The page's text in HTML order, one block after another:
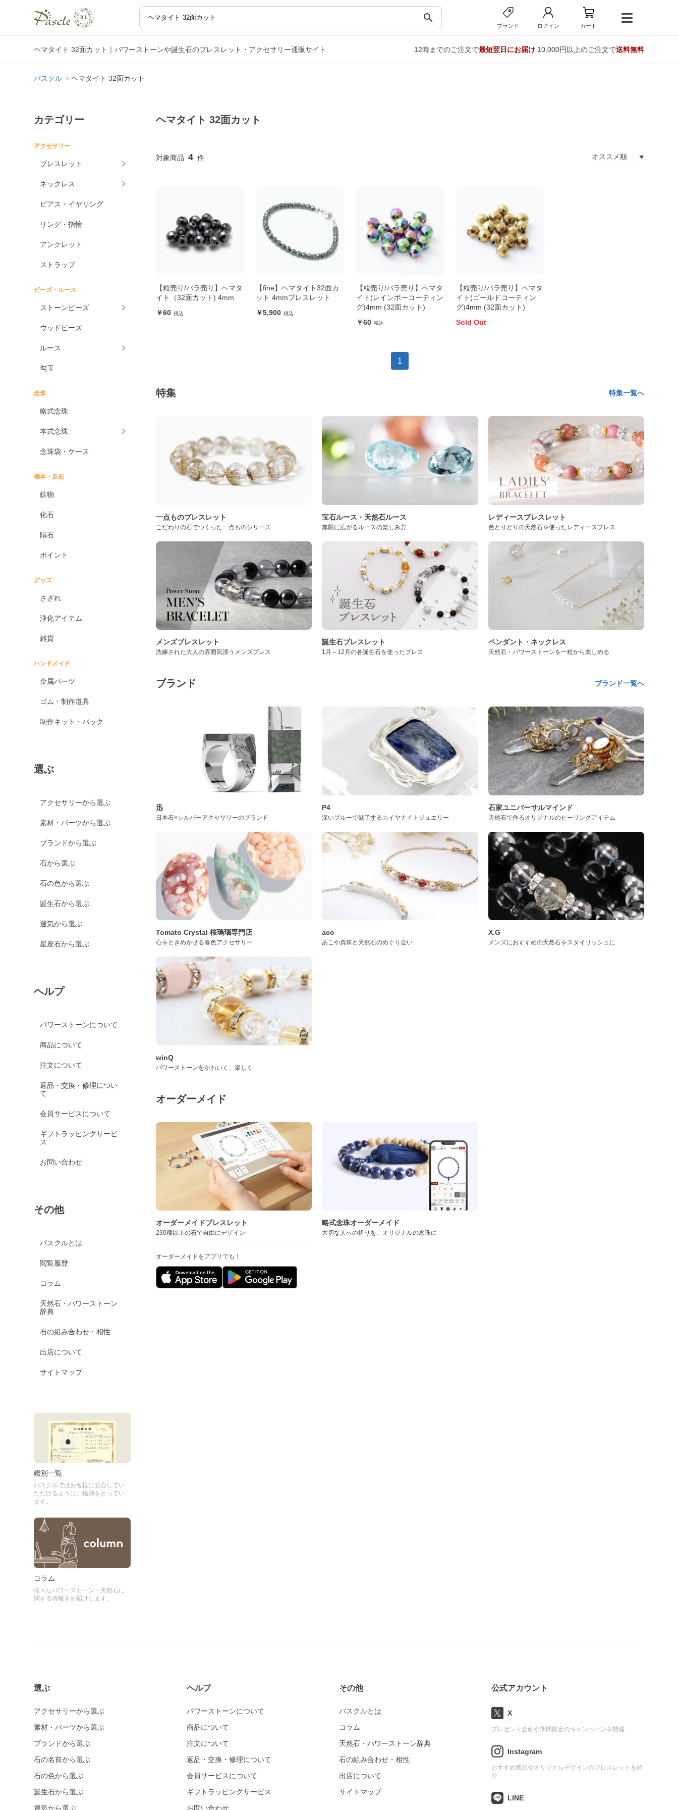
search
ブランド ログイン カート
ヘマタイト 32面カット｜パワーストーンや誕生石のブレスレット・アクセサリー通販サイト 12時までのご注文で最短翌日にお届け10,000円以上のご注文で送料無料
パスクル ヘマタイト 32面カット
カテゴリー
アクセサリー
ブレスレット
ネックレス
ピアス・イヤリング
リング・指輪
アンクレット
ストラップ
ビーズ・ルース
ストーンビーズ
ウッドビーズ
ルース
勾玉
念珠
略式念珠
本式念珠
念珠袋・ケース
標本・原石
鉱物
化石
隕石
ポイント
グッズ
さざれ
浄化アイテム
雑貨
ハンドメイド
金属パーツ
ゴム・制作道具
制作キット・パック
選ぶ
アクセサリーから選ぶ
素材・パーツから選ぶ
ブランドから選ぶ
石から選ぶ
石の色から選ぶ
誕生石から選ぶ
運気から選ぶ
星座石から選ぶ
ヘルプ
パワーストーンについて
商品について
注文について
返品・交換・修理につい
て
会員サービスについて
ギフトラッピングサービ
ス
お問い合わせ
その他
パスクルとは
閲覧履歴
コラム
天然石・パワーストーン
辞典
石の組み合わせ・相性
出店について
サイトマップ
鑑別一覧
パスクルではお客様に安心してい
ただけるように、鑑別をとってい
ます。
コラム
様々なパワーストーン・天然石に
関する情報をお届けします。
ヘマタイト 32面カット
4
【粒売り/バラ売り】ヘマタ
イト（32面カット) 4mm
60
【fine】ヘマタイト32面カ
ット 4mmブレスレット
5,900
【粒売り/バラ売り】ヘマタ
イト(レインボーコーティン
グ)4mm (32面カット)
60
【粒売り/バラ売り】ヘマタ
イト(ゴールドコーティン
グ)4mm (32面カット)
Sold Out
1
特集 特集一覧へ
一点ものブレスレット
こだわりの石でつくった一点ものシリーズ
宝石ルース・天然石ルース
無限に広がるルースの楽しみ方
レディースブレスレット
色とりどりの天然石を使ったレディースブレス
メンズブレスレット
洗練された大人の雰囲気漂うメンズブレス
誕生石ブレスレット
1月～12月の各誕生石を使ったブレス
ペンダント・ネックレス
天然石・パワーストーンを一粒から楽しめる
ブランド ブランド一覧へ
迅
日本石×シルバーアクセサリーのブランド
P4
深いブルーで魅了するカイヤナイトジュエリー
石家ユニバーサルマインド
天然石で作るオリジナルのヒーリングアイテム
Tomato Crystal 桜瑪瑙専門店
心をときめかせる春色アクセサリー
aco
あこや真珠と天然石のめぐり会い
X.G
メンズにおすすめの天然石をスタイリッシュに
winQ
パワーストーンをかわいく、楽しく
オーダーメイド
オーダーメイドブレスレット
230種以上の石で自由にデザイン
オーダーメイドをアプリでも！
略式念珠オーダーメイド
大切な人への祈りを、オリジナルの念珠に
選ぶ
アクセサリーから選ぶ
素材・パーツから選ぶ
ブランドから選ぶ
石の名前から選ぶ
石の色から選ぶ
誕生石から選ぶ
運気から選ぶ
ヘルプ
パワーストーンについて
商品について
注文について
返品・交換・修理について
会員サービスについて
ギフトラッピングサービス
お問い合わせ
その他
パスクルとは
コラム
天然石・パワーストーン辞典
石の組み合わせ・相性
出店について
サイトマップ
公式アカウント
X
プレゼント企画や期間限定のキャンペーンを開催
Instagram
おすすめ商品やオリジナルデザインのブレスレットを紹
介
LINE